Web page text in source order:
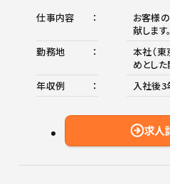
仕事内容
お客様
献します。
勤務地
本社（東
めとし
年収例
入社後
求人